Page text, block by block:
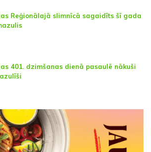
Reģionālajā slimnīcā sagaidīts šī gada
401. dzimšanas dienā pasaulē nākuši